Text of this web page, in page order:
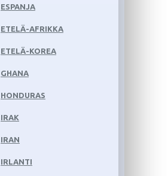
ESPANJA
ETELÄ-AFRIKKA
ETELÄ-KOREA
GHANA
HONDURAS
IRAK
IRAN
IRLANTI